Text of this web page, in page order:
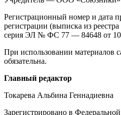
издании
Регистрационный номер и дата
регистрации (выписка из
серия ЭЛ № ФС 77 — 84648 от
При использовании материалов
обязательна.
Редакция
Главный редактор
Токарева Альбина Геннадиевна
Зарегистрировано в